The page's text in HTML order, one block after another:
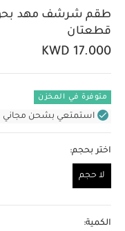
طقم شرشف مهد
قطعتان
KWD 17.000
متوفرة في المخزن
استمتعي بشحن مجاني
اختر بحجم:
لا حجم
الكمية: